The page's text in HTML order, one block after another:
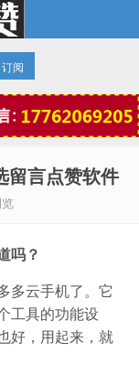
订阅
留言点赞软件
吗？
多云手机了。它
工具的功能设
好，用起来，就